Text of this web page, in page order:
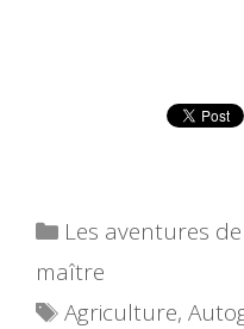
Catégories
Les aventures
maître
Étiquettes
Agriculture,